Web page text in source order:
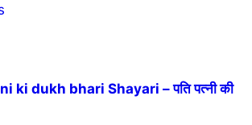
ki dukh bhari Shayari – पति पत्नी की